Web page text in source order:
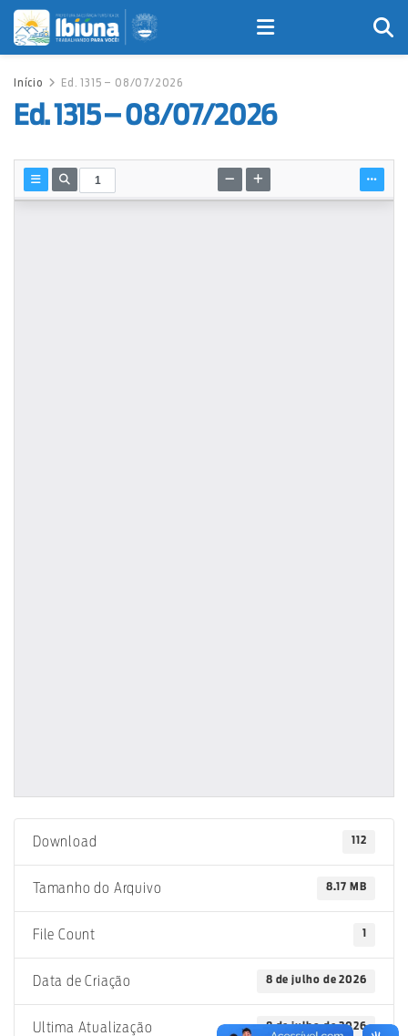
Início Ed. 1315 – 08/07/2026
Ed. 1315 – 08/07/2026
Download 112
Tamanho do Arquivo 8.17 MB
File Count 1
Data de Criação 8 de julho de 2026
Ultima Atualização 8 de julho de 2026